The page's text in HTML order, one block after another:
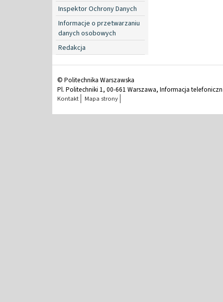
Inspektor Ochrony Danych
Informacje o przetwarzaniu
danych osobowych
Redakcja
© Politechnika Warszawska
Pl. Politechniki 1, 00-661 Warszawa, Informacja
Kontakt Mapa strony